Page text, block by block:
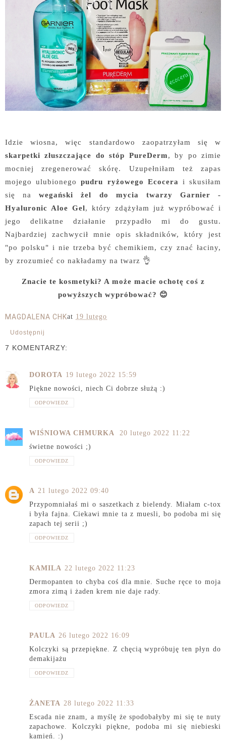
Idzie wiosna, więc standardowo zaopatrzyłam się w
skarpetki złuszczające do stóp PureDerm, by po zimie
mocniej zregenerować skórę. Uzupełniłam też zapas
mojego ulubionegopudru ryżowego Ecocera i skusiłam
się nawegański żel do mycia twarzy Garnier -
Hyaluronic Aloe Gel, który zdążyłam już wypróbować i
jego delikatne działanie przypadło mi do gustu.
Najbardziej zachwycił mnie opis składników, który jest
"po polsku" i nie trzeba być chemikiem, czy znać łaciny,
by zrozumieć co nakładamy na twarz 👌
Znacie te kosmetyki? A może macie ochotę coś z
powyższych wypróbować? 😊
MAGDALENA CHKat 19 lutego
Udostępnij
7 KOMENTARZY:
DOROTA 19 lutego 2022 15:59
Piękne nowości, niech Ci dobrze służą :)
ODPOWIEDZ
WIŚNIOWA CHMURKA
20 lutego 2022 11:22
świetne nowości ;)
ODPOWIEDZ
A 21 lutego 2022 09:40
Przypomniałaś mi o saszetkach z bielendy. Miałam c-tox
i była fajna. Ciekawi mnie ta z muesli, bo podoba mi się
zapach tej serii ;)
ODPOWIEDZ
KAMILA 22 lutego 2022 11:23
Dermopanten to chyba coś dla mnie. Suche ręce to moja
zmora zimą i żaden krem nie daje rady.
ODPOWIEDZ
PAULA 26 lutego 2022 16:09
Kolczyki są przepiękne. Z chęcią wypróbuję ten płyn do
demakijażu
ODPOWIEDZ
ŻANETA 28 lutego 2022 11:33
Escada nie znam, a myślę że spodobałyby mi się te nuty
zapachowe. Kolczyki piękne, podoba mi się niebieski
kamień. :)